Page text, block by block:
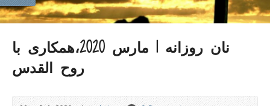
نان روزانه 1 مارس 2020،همکاری با
روح القدس